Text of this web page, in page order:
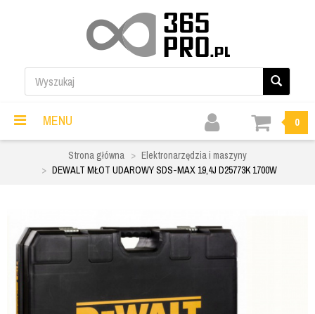
MENU 0
Strona główna
Elektronarzędzia i maszyny
DEWALT MŁOT UDAROWY SDS-MAX 19,4J D25773K 1700W